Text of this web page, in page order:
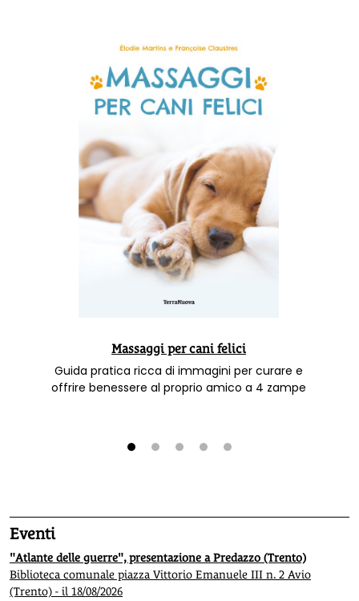
Massaggi per cani felici
Guida pratica ricca di immagini per curare e
offrire benessere al proprio amico a 4 zampe
Eventi
"Atlante delle guerre", presentazione a Predazzo (Trento)
Biblioteca comunale piazza Vittorio Emanuele III n. 2 Avio
(Trento) - il 18/08/2026